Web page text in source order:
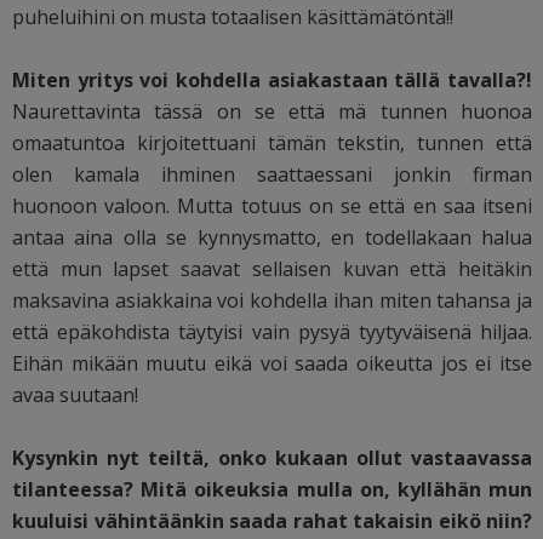
puheluihini on musta totaalisen käsittämätöntä!!
Miten yritys voi kohdella asiakastaan tällä tavalla?!
Naurettavinta tässä on se että mä tunnen huonoa
omaatuntoa kirjoitettuani tämän tekstin, tunnen että
olen kamala ihminen saattaessani jonkin firman
huonoon valoon. Mutta totuus on se että en saa itseni
antaa aina olla se kynnysmatto, en todellakaan halua
että mun lapset saavat sellaisen kuvan että heitäkin
maksavina asiakkaina voi kohdella ihan miten tahansa ja
että epäkohdista täytyisi vain pysyä tyytyväisenä hiljaa.
Eihän mikään muutu eikä voi saada oikeutta jos ei itse
avaa suutaan!
Kysynkin nyt teiltä, onko kukaan ollut vastaavassa
tilanteessa? Mitä oikeuksia mulla on, kyllähän mun
kuuluisi vähintäänkin saada rahat takaisin eikö niin?